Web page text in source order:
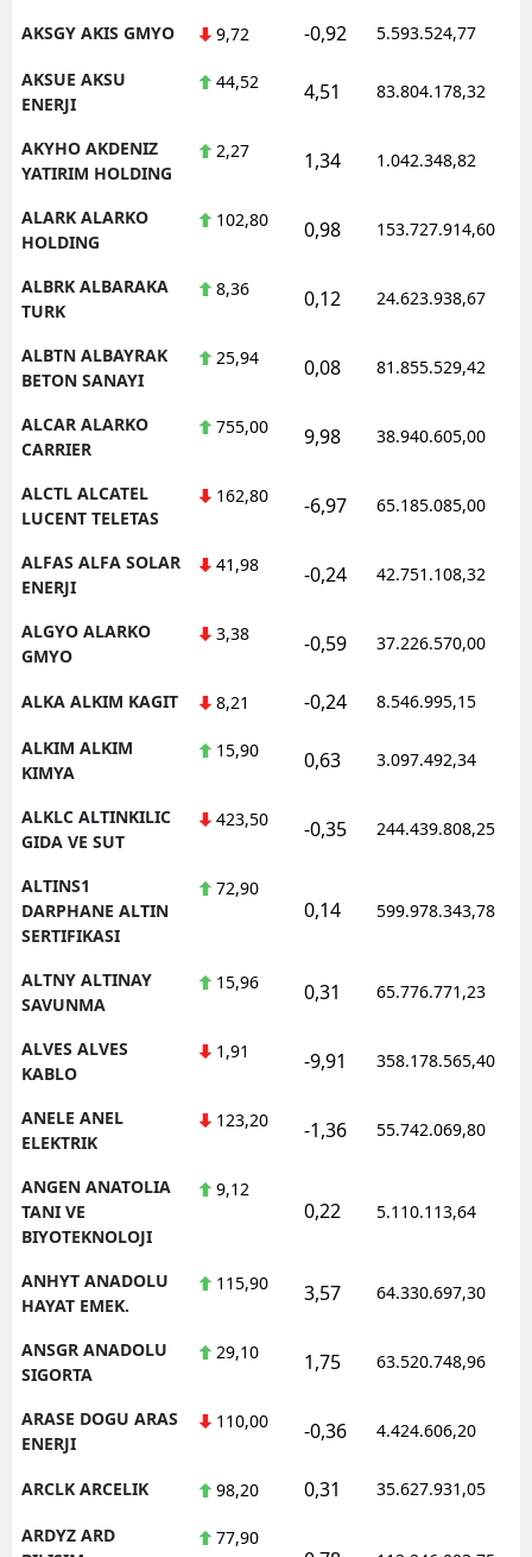
AKSGY AKIS GMYO 9,72 -0,92 5.593.524,77
AKSUE AKSU
ENERJI
44,52 4,51 83.804.178,32
AKYHO AKDENIZ
YATIRIM HOLDING
2,27 1,34 1.042.348,82
ALARK ALARKO
HOLDING
102,80 0,98 153.727.914,60
ALBRK ALBARAKA
TURK
8,36 0,12 24.623.938,67
ALBTN ALBAYRAK
BETON SANAYI
25,94 0,08 81.855.529,42
ALCAR ALARKO
CARRIER
755,00 9,98 38.940.605,00
ALCTL ALCATEL
LUCENT TELETAS
162,80 -6,97 65.185.085,00
ALFAS ALFA SOLAR
ENERJI
41,98 -0,24 42.751.108,32
ALGYO ALARKO
GMYO
3,38 -0,59 37.226.570,00
ALKA ALKIM KAGIT 8,21 -0,24 8.546.995,15
ALKIM ALKIM
KIMYA
15,90 0,63 3.097.492,34
ALKLC ALTINKILIC
GIDA VE SUT
423,50 -0,35 244.439.808,25
ALTINS1
DARPHANE ALTIN
SERTIFIKASI
72,90
0,14 599.978.343,78
ALTNY ALTINAY
SAVUNMA
15,96 0,31 65.776.771,23
ALVES ALVES
KABLO
1,91 -9,91 358.178.565,40
ANELE ANEL
ELEKTRIK
123,20 -1,36 55.742.069,80
ANGEN ANATOLIA
TANI VE
BIYOTEKNOLOJI
9,12
0,22 5.110.113,64
ANHYT ANADOLU
HAYAT EMEK.
115,90 3,57 64.330.697,30
ANSGR ANADOLU
SIGORTA
29,10 1,75 63.520.748,96
ARASE DOGU ARAS
ENERJI
110,00 -0,36 4.424.606,20
ARCLK ARCELIK 98,20 0,31 35.627.931,05
ARDYZ ARD
77,90